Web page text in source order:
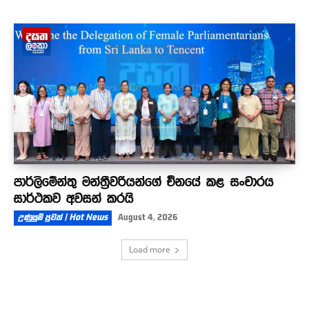
පාර්ලිමේන්තු මන්ත්‍රීවරියන්ගේ චීනයේ කළ සංචාරය
සාර්ථකව අවසන් කරයි
උණුසුම් පුවත් | Hot News August 4, 2026
Load more